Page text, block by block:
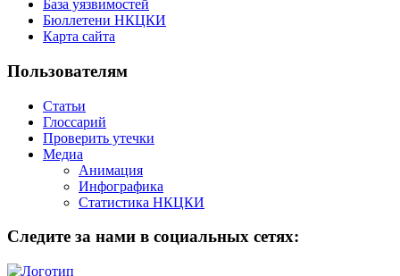
База уязвимостей
Бюллетени НКЦКИ
Карта сайта
Пользователям
Статьи
Глоссарий
Проверить утечки
Медиа
Анимация
Инфографика
Статистика НКЦКИ
Следите за нами в социальных сетях: